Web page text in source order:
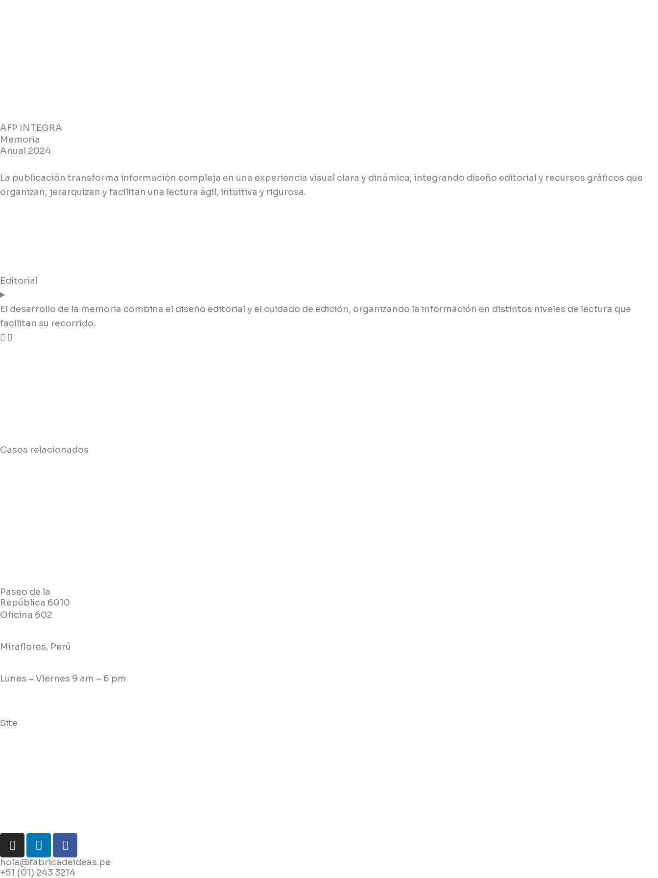
AFP INTEGRA
Memoria
Anual 2024
La publicación transforma información compleja en una experiencia visual clara y dinámica, integrando diseño editorial y recursos gráficos que
organizan, jerarquizan y facilitan una lectura ágil, intuitiva y rigurosa.
Editorial
El desarrollo de la memoria combina el diseño editorial y el cuidado de edición, organizando la información en distintos niveles de lectura que
facilitan su recorrido.
Casos relacionados
Paseo de la
República 6010
Oficina 602
Miraflores, Perú
Lunes – Viernes 9 am – 6 pm
Site
I
n
s
L
i
n
F
a
c
hola@fabricadeideas.pe
+51 (01) 243 3214